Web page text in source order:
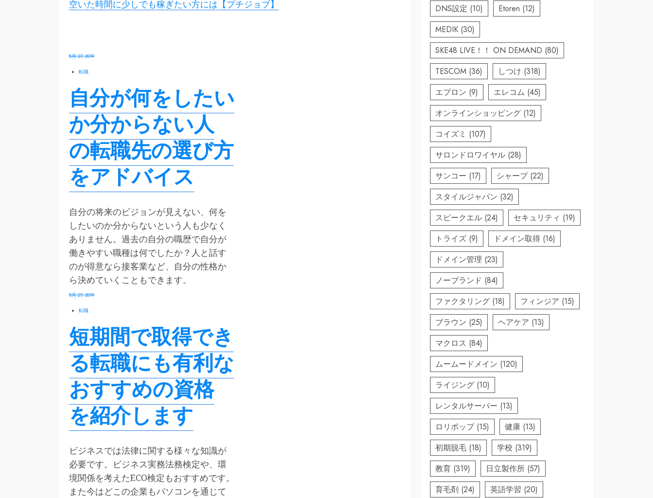
空いた時間に少しでも稼ぎたい方には【プチジョブ】
8月 27, 2019
転職
自分が何をしたい
か分からない人
の転職先の選び方
をアドバイス
自分の将来のビジョンが見えない、何を
したいのか分からないという人も少なく
ありません。過去の自分の職歴で自分が
働きやすい職種は何でしたか？人と話す
のが得意なら接客業など、自分の性格か
ら決めていくこともできます。
8月 27, 2019
転職
短期間で取得でき
る転職にも有利な
おすすめの資格
を紹介します
ビジネスでは法律に関する様々な知識が
必要です。ビジネス実務法務検定や、環
境関係を考えたECO検定もおすすめです。
また今はどこの企業もパソコンを通じて
DNS設定 (10) Etoren (12)
MEDIK (30)
SKE48 LIVE！！ ON DEMAND (80)
TESCOM (36) しつけ (318)
エプロン (9) エレコム (45)
オンラインショッピング (12)
コイズミ (107)
サロンドロワイヤル (28)
サンコー (17) シャープ(22)
スタイルジャパン (32)
スピークエル (24) セキュリティ (19)
トライズ (9) ドメイン取得 (16)
ドメイン管理 (23)
ノーブランド (84)
ファクタリング (18) フィンジア (15)
ブラウン (25) ヘアケア (13)
マクロス (84)
ムームードメイン (120)
ライジング (10)
レンタルサーバー (13)
ロリポップ(15) 健康 (13)
初期脱毛 (18) 学校 (319)
教育 (319) 日立製作所 (57)
育毛剤 (24) 英語学習 (20)